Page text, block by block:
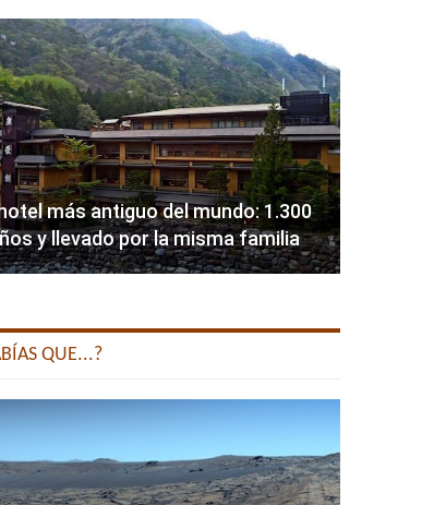
más antiguo del mundo: 1.300
y llevado por la misma familia
QUE...?